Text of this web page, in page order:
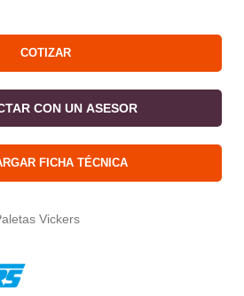
COTIZAR
CON UN ASESOR
FICHA TÉCNICA
Vickers